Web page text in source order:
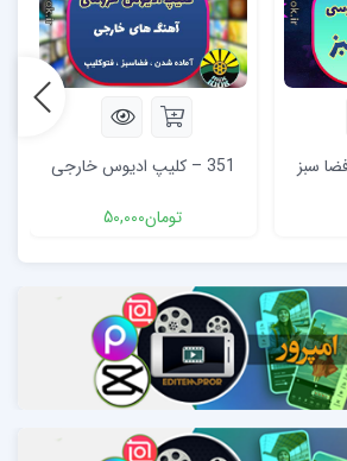
351 – کلیپ ادیوس خارجی
تومان50,000